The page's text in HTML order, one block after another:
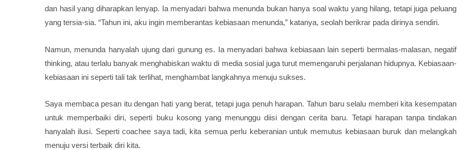
dan hasil yang diharapkan lenyap. Ia menyadari bahwa menunda bukan hanya soal waktu yang hilang, tetapi juga peluang
yang tersia-sia. “Tahun ini, aku ingin memberantas kebiasaan menunda,” katanya, seolah berikrar pada dirinya sendiri.
Namun, menunda hanyalah ujung dari gunung es. Ia menyadari bahwa kebiasaan lain seperti bermalas-malasan, negatif
thinking, atau terlalu banyak menghabiskan waktu di media sosial juga turut memengaruhi perjalanan hidupnya. Kebiasaan-
kebiasaan ini seperti tali tak terlihat, menghambat langkahnya menuju sukses.
Saya membaca pesan itu dengan hati yang berat, tetapi juga penuh harapan. Tahun baru selalu memberi kita kesempatan
untuk memperbaiki diri, seperti buku kosong yang menunggu diisi dengan cerita baru. Tetapi harapan tanpa tindakan
hanyalah ilusi. Seperti coachee saya tadi, kita semua perlu keberanian untuk memutus kebiasaan buruk dan melangkah
menuju versi terbaik diri kita.